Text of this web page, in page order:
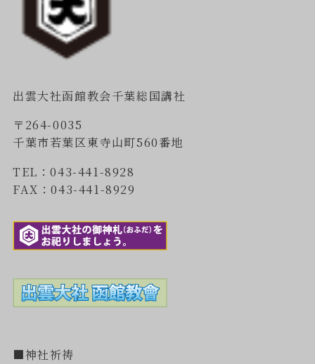
出雲大社函館教会千葉総国講社
〒264-0035
千葉市若葉区東寺山町560番地
TEL：043-441-8928
FAX：043-441-8929
■神社祈祷